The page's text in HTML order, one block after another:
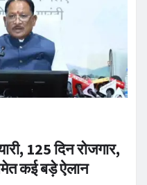
125 दिन रोजगार,
कई बड़े ऐलान